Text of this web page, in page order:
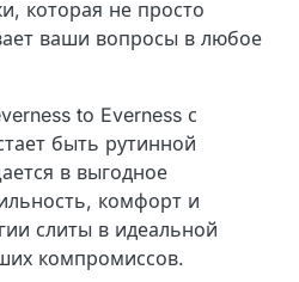
которая не просто
ваши вопросы в любое
to Everness с
быть рутинной
в выгодное
комфорт и
слиты в идеальной
компромиссов.